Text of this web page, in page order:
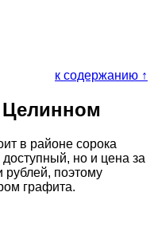
к содержанию ↑
в районе сорока
но и цена за
рублей, поэтому
графита.